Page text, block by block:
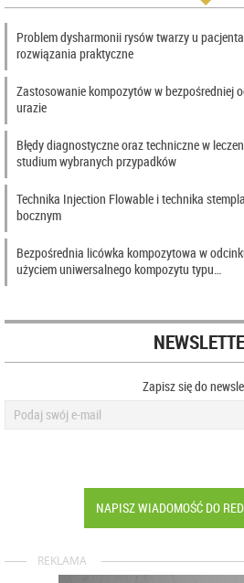
Problem dysharmonii rysów twarzy u
rozwiązania praktyczne
Zastosowanie kompozytów w bezpośredniej
urazie
Błędy diagnostyczne oraz techniczne w
studium wybranych przypadków
Technika Injection Flowable i technika
bocznym
Bezpośrednia licówka kompozytowa w
użyciem uniwersalnego kompozytu typu…
Zapisz się do
NAPISZ WIADOMOŚĆ DO
REKLAMA